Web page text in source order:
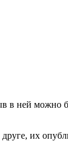
ней можно
их